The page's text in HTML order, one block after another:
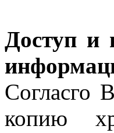
Доступ и
Согласго
копию